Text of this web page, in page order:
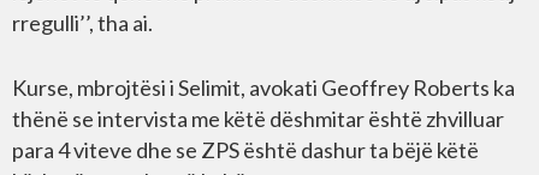
rregulli’’, tha ai.
Kurse, mbrojtësi i Selimit, avokati Geoffrey Roberts ka
thënë se intervista me këtë dëshmitar është zhvilluar
para 4 viteve dhe se ZPS është dashur ta bëjë këtë